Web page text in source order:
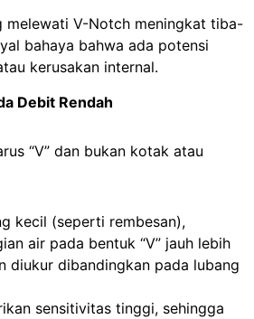
melewati V-Notch meningkat tiba-
bahaya bahwa ada potensi
kerusakan internal.
Debit Rendah
“V” dan bukan kotak atau
kecil (seperti rembesan),
air pada bentuk “V” jauh lebih
diukur dibandingkan pada lubang
sensitivitas tinggi, sehingga